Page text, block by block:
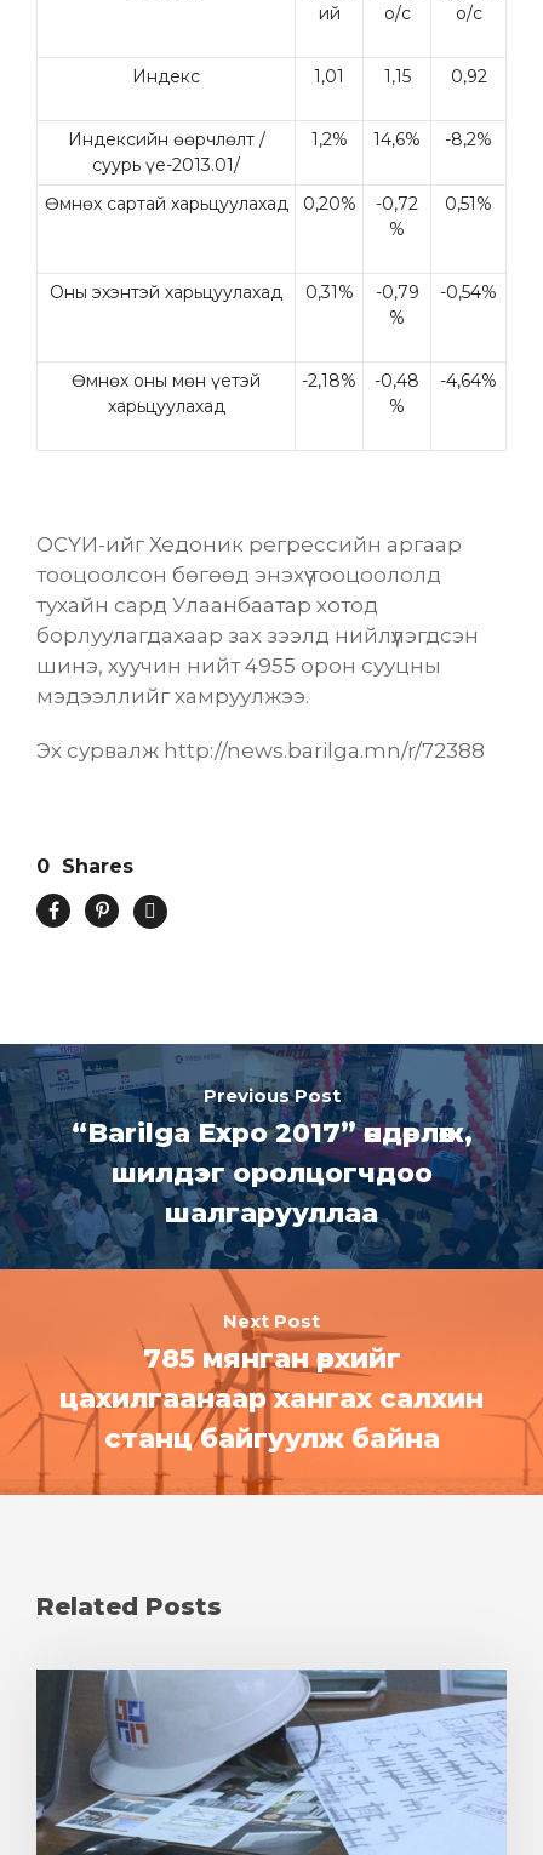
ий
о/с
о/с
Индекс 1,01 1,15 0,92
Индексийн өөрчлөлт /
суурь үе-2013.01/
1,2% 14,6% -8,2%
Өмнөх сартай харьцуулахад 0,20%
-0,72
%
0,51%
Оны эхэнтэй харьцуулахад 0,31%
-0,79
%
-0,54%
Өмнөх оны мөн үетэй
харьцуулахад
-2,18%
-0,48
%
-4,64%
ОСҮИ-ийг Хедоник регрессийн аргаар
тооцоолсон бөгөөд энэхүү тооцоололд
тухайн сард Улаанбаатар хотод
борлуулагдахаар зах зээлд нийлүүлэгдсэн
шинэ, хуучин нийт 4955 орон сууцны
мэдээллийг хамруулжээ.
Эх сурвалж http://news.barilga.mn/r/72388
0 Shares
Previous Post
“Barilga Expo 2017” өндөрлөж,
шилдэг оролцогчдоо
шалгарууллаа
Next Post
785 мянган өрхийг
цахилгаанаар хангах салхин
станц байгуулж байна
Related Posts